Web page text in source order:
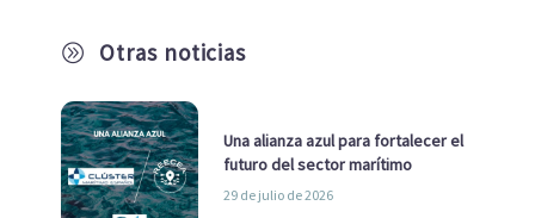
A Otras noticias
Una alianza azul para fortalecer el
futuro del sector marítimo
29 de julio de 2026